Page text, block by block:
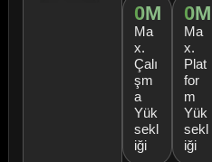
0M
Ma
x.
Çalı
şm
a
Yük
sekl
iği
0M
Ma
x.
Plat
for
m
Yük
sekl
iği